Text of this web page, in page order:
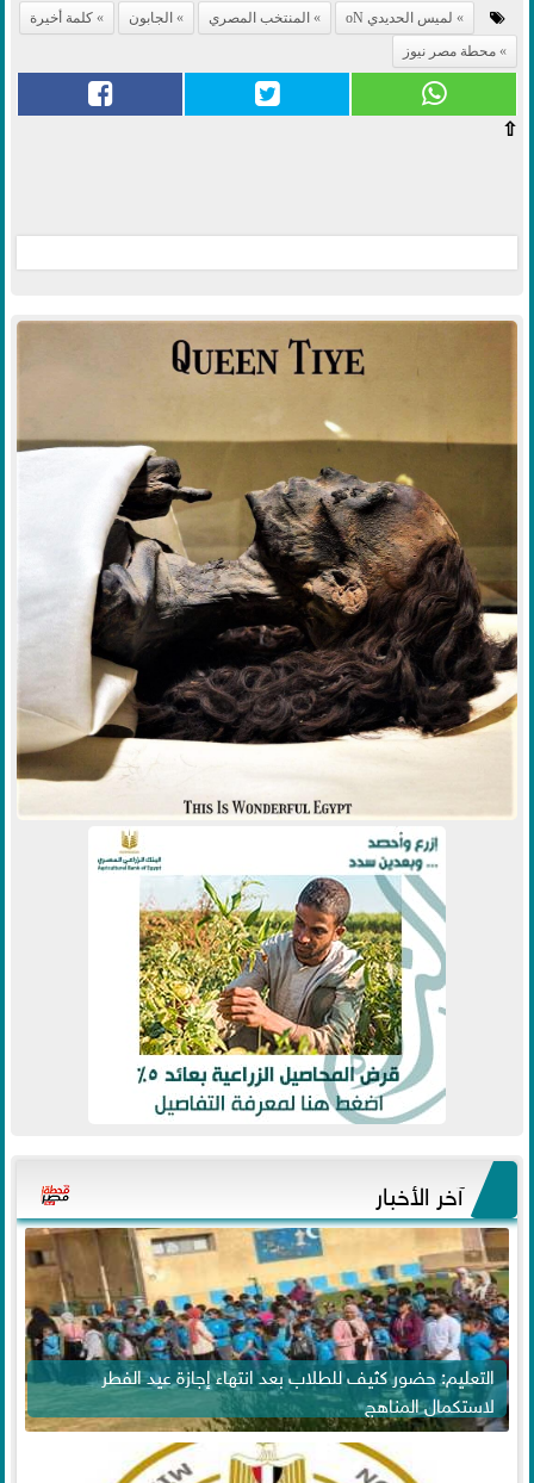
لميس الحديدي oN المنتخب المصري الجابون
كلمة أخيرة
محطة مصر نيوز
⇧
آخر الأخبار
التعليم: حضور كثيف للطلاب بعد انتهاء إجازة عيد الفطر
لاستكمال المناهج